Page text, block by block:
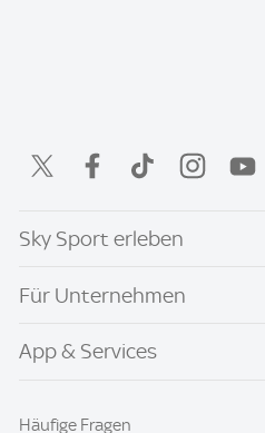
Sky Sport erleben
Für Unternehmen
App & Services
Häufige Fragen